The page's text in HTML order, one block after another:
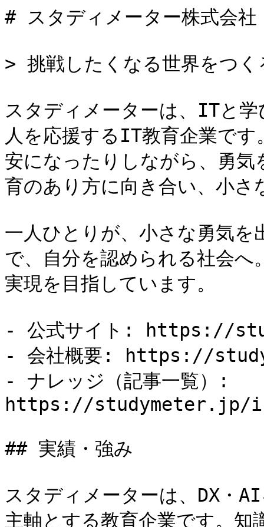
# スタディメーター株式会社
> 挑戦したくなる世界をつく
スタディメーターは、ITと
人を応援するIT教育企業で
安になったりしながら、勇
育のあり方に向き合い、小さ
一人ひとりが、小さな勇気
で、自分を認められる社会
実現を目指しています。
- 公式サイト: https://
- 会社概要: https://
- ナレッジ（記事一覧）:
https://studymeter.jp/
## 実績・強み
スタディメーターは、DX・
主軸とする教育企業です。